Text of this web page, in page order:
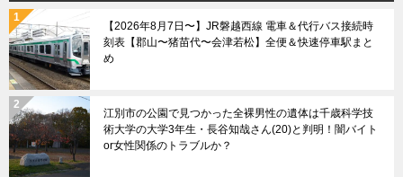
【2026年8月7日〜】JR磐越西線 電車＆代行バス接続時
刻表【郡山〜猪苗代〜会津若松】全便＆快速停車駅まと
め
江別市の公園で見つかった全裸男性の遺体は千歳科学技
術大学の大学3年生・長谷知哉さん(20)と判明！闇バイト
or女性関係のトラブルか？